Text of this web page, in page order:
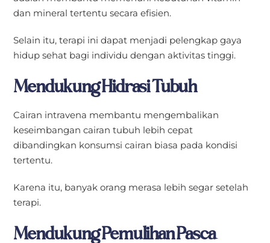
dan mineral tertentu secara efisien.
Selain itu, terapi ini dapat menjadi pelengkap gaya
hidup sehat bagi individu dengan aktivitas tinggi.
Mendukung Hidrasi Tubuh
Cairan intravena membantu mengembalikan
keseimbangan cairan tubuh lebih cepat
dibandingkan konsumsi cairan biasa pada kondisi
tertentu.
Karena itu, banyak orang merasa lebih segar setelah
terapi.
Mendukung Pemulihan Pasca